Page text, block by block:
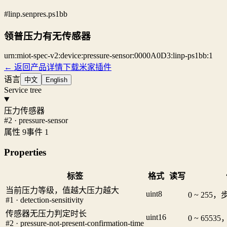
#linp.senpres.ps1bb
领普压力有无传感器
urn:miot-spec-v2:device:pressure-sensor:0000A0D3:linp-ps1bb:1
← 返回产品详情下载米家插件
语言 中文 English
Service tree
压力传感器
#2 · pressure-sensor
属性 9事件 1
Properties
标签 格式 读写
当前压力等级，值越大压力越大
#1 · detection-sensitivity
uint8 0 ~ 255，
传感器无压力判定时长
#2 · pressure-not-present-confirmation-time
uint16 0 ~ 65535